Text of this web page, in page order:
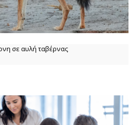
σε αυλή ταβέρνας